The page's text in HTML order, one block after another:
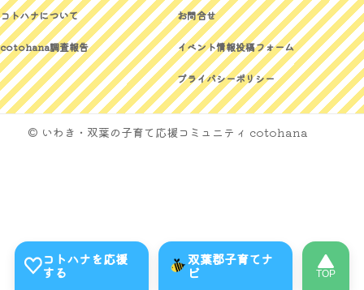
コトハナについて
cotohana調査報告
お問合せ
イベント情報投稿フォーム
プライバシーポリシー
© いわき・双葉の子育て応援コミュニティ cotohana
コトハナを応援
する
双葉郡子育てナ
ビ TOP